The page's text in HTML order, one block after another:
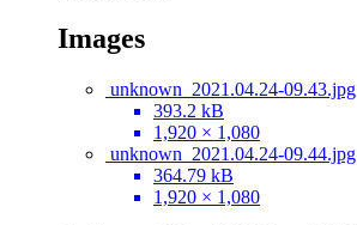
Images
unknown_2021.04.24-09.43.jpg
393.2 kB
1,920 × 1,080
unknown_2021.04.24-09.44.jpg
364.79 kB
1,920 × 1,080